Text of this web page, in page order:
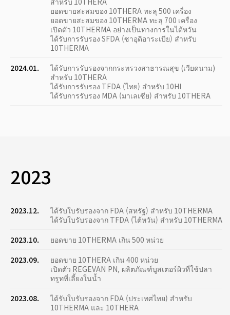
ยอดขายสะสมของ 10THERA ทะลุ 500 เครื่อง
ยอดขายสะสมของ 10THERMA ทะลุ 700 เครื่อง
เปิดตัว 10THERMA อย่างเป็นทางการในไต้หวัน
ได้รับการรับรอง SFDA (ซาอุดิอาระเบีย) สำหรับ
10THERMA
2024.01.
ได้รับการรับรองจากกระทรวงสาธารณสุข (เวียดนาม)
สำหรับ 10THERA
ได้รับการรับรอง TFDA (ไทย) สำหรับ 10HI
ได้รับการรับรอง MDA (มาเลเซีย) สำหรับ 10THERA
2023
2023.12.
ได้รับใบรับรองจาก FDA (สหรัฐ) สำหรับ 10THERMA
ได้รับใบรับรองจาก TFDA (ไต้หวัน) สำหรับ 10THERMA
2023.10.
ยอดขาย 10THERMA เกิน 500 หน่วย
2023.09.
ยอดขาย 10THERA เกิน 400 หน่วย
เปิดตัว REGEVAN PN, ผลิตภัณฑ์บูสเตอร์ผิวที่ใช้ปลา
ทรูทที่เลี้ยงในน้ำ
2023.08.
ได้รับใบรับรองจาก FDA (ประเทศไทย) สำหรับ
10THERMA และ 10THERA